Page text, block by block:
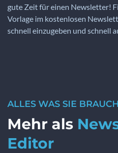
gute Zeit für einen Newsletter!
Vorlage im kostenlosen
schnell einzugeben und schnell
ALLES WAS SIE
Mehr als
Editor